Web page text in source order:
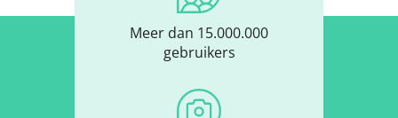
Meer dan 15.000.000
gebruikers